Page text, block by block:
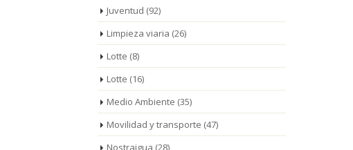
Juventud (92)
Limpieza viaria (26)
Lotte (8)
Lotte (16)
Medio Ambiente (35)
Movilidad y transporte (47)
Nostraigua (28)